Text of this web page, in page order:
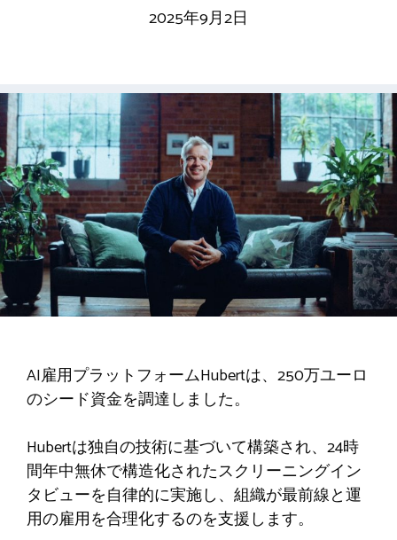
2025年9月2日
AI雇用プラットフォームHubertは、250万ユーロ
のシード資金を調達しました。
Hubertは独自の技術に基づいて構築され、24時
間年中無休で構造化されたスクリーニングイン
タビューを自律的に実施し、組織が最前線と運
用の雇用を合理化するのを支援します。